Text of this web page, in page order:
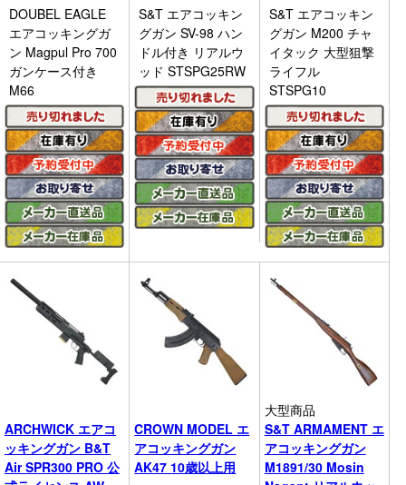
DOUBEL EAGLE
エアコッキングガ
ン Magpul Pro 700
ガンケース付き
M66
S&T エアコッキン
グガン SV-98 ハン
ドル付き リアルウ
ッド STSPG25RW
S&T エアコッキン
グガン M200 チャ
イタック 大型狙撃
ライフル
STSPG10
ARCHWICK エアコ
ッキングガン B&T
Air SPR300 PRO 公
CROWN MODEL エ
アコッキングガン
AK47 10歳以上用
大型商品
S&T ARMAMENT エ
アコッキングガン
M1891/30 Mosin